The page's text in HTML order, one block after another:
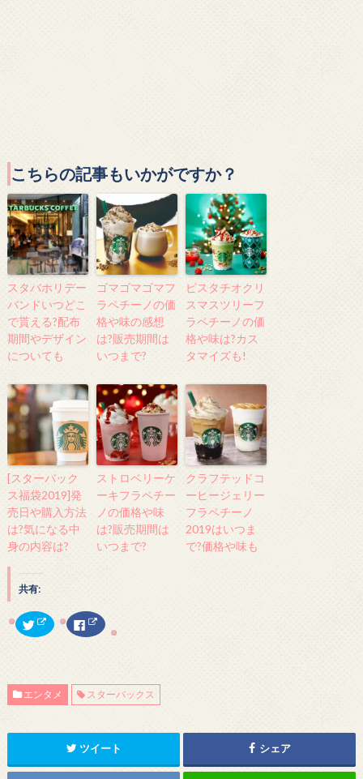
こちらの記事もいかがですか？
スタバホリデー
バンドいつどこ
で貰える?配布
期間やデザイン
についても
ゴマゴマゴマフ
ラペチーノの価
格や味の感想
は?販売期間は
いつまで?
ピスタチオクリ
スマスツリーフ
ラペチーノの価
格や味は?カス
タマイズも!
[スターバック
ス福袋2019]発
売日や購入方法
は?気になる中
身の内容は?
ストロベリーケ
ーキフラペチー
ノの価格や味
は?販売期間は
いつまで?
クラフテッドコ
ーヒージェリー
フラペチーノ
2019はいつま
で?価格や味も
共有:
ク
リ
ッ
w
i
t
有
F
c
k
で
共
に
は
ク
エンタメ スターバックス
ツイート シェア